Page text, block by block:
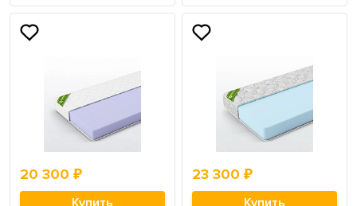
20 300 ₽
Купить
23 300 ₽
Купить